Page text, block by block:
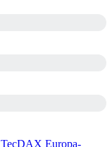
TecDAX Europa-